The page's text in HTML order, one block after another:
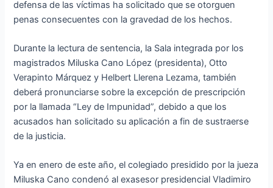
defensa de las víctimas ha solicitado que se otorguen
penas consecuentes con la gravedad de los hechos.
Durante la lectura de sentencia, la Sala integrada por los
magistrados Miluska Cano López (presidenta), Otto
Verapinto Márquez y Helbert Llerena Lezama, también
deberá pronunciarse sobre la excepción de prescripción
por la llamada “Ley de Impunidad”, debido a que los
acusados han solicitado su aplicación a fin de sustraerse
de la justicia.
Ya en enero de este año, el colegiado presidido por la jueza
Miluska Cano condenó al exasesor presidencial Vladimiro